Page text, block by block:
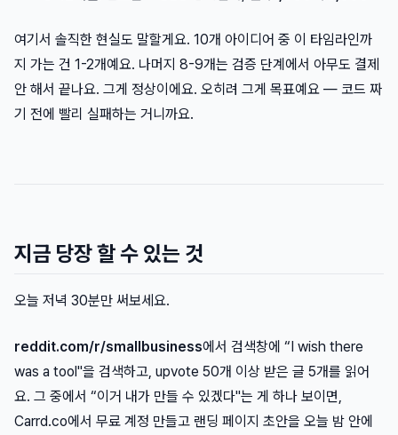
여기서 솔직한 현실도 말할게요. 10개 아이디어 중 이 타임라인까
지 가는 건 1-2개예요. 나머지 8-9개는 검증 단계에서 아무도 결제
안 해서 끝나요. 그게 정상이에요. 오히려 그게 목표예요 — 코드 짜
기 전에 빨리 실패하는 거니까요.
지금 당장 할 수 있는 것
오늘 저녁 30분만 써보세요.
reddit.com/r/smallbusiness에서 검색창에 “I wish there
was a tool"을 검색하고, upvote 50개 이상 받은 글 5개를 읽어
요. 그 중에서 “이거 내가 만들 수 있겠다"는 게 하나 보이면,
Carrd.co에서 무료 계정 만들고 랜딩 페이지 초안을 오늘 밤 안에